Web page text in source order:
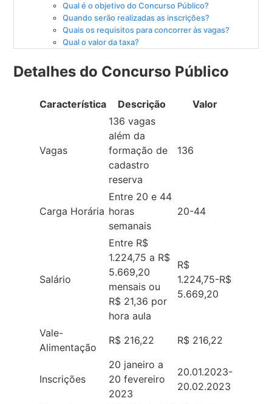
Qual é o objetivo do Concurso Público?
Quando serão realizadas as inscrições?
Quais os requisitos para concorrer às vagas?
Qual o valor da taxa?
Detalhes do Concurso Público
Característica Descrição Valor
Vagas
136 vagas
além da
formação de
cadastro
reserva
136
Carga Horária
Entre 20 e 44
horas
semanais
20-44
Salário
Entre R$
1.224,75 a R$
5.669,20
mensais ou
R$ 21,36 por
hora aula
R$
1.224,75-R$
5.669,20
Vale-
Alimentação
R$ 216,22 R$ 216,22
Inscrições
20 janeiro a
20 fevereiro
2023
20.01.2023-
20.02.2023